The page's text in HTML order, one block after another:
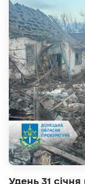
Удень 31 січня